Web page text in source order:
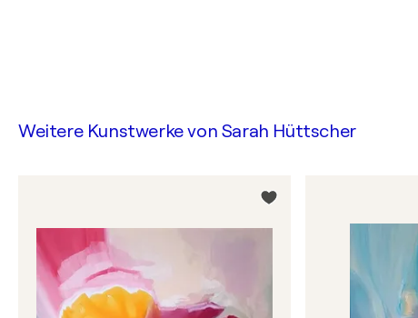
Weitere Kunstwerke von Sarah Hüttscher